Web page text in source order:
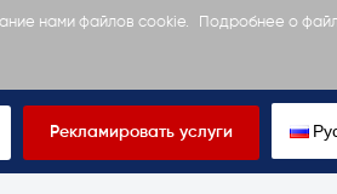
нами файлов cookie. Подробнее о
Рекламировать услуги